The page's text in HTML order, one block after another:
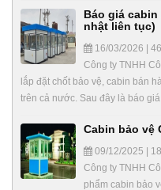
Báo giá cabin
nhật liên tục)
16/03/2026 |
Công ty TNHH
lắp đặt chốt bảo vệ, cabin bán
trên cả nước. Sau đây là báo
Cabin bảo vệ
09/12/2025 |
Công ty TNHH
phẩm cabin bảo